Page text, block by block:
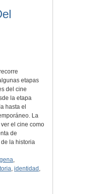
etapas
del cine
la etapa
hasta el
La
el cine como
de
la historia
,
, identidad ,